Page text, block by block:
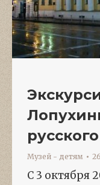
Музей - детям
С 3 октября